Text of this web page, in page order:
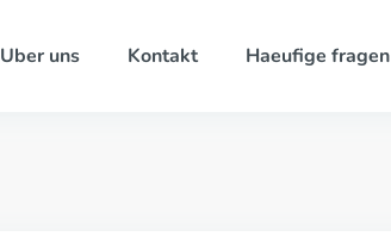
Uber uns Kontakt Haeufige fragen